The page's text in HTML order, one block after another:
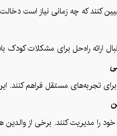
کنند که چه زمانی نیاز است
ارائه راه‌حل برای مشکلات
تجربه‌های مستقل فراهم کنند.
را مدیریت کنند. برخی از